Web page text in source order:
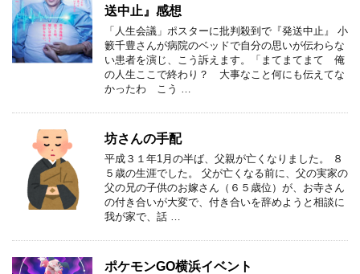
送中止』感想
「人生会議」ポスターに批判殺到で『発送中止』 小
籔千豊さんが病院のベッドで自分の思いが伝わらな
い患者を演じ、こう訴えます。「まてまてまて 俺
の人生ここで終わり？ 大事なこと何にも伝えてな
かったわ こう …
坊さんの手配
平成３１年1月の半ば、父親が亡くなりました。 ８
５歳の生涯でした。 父が亡くなる前に、父の実家の
父の兄の子供のお嫁さん（６５歳位）が、お寺さん
の付き合いが大変で、付き合いを辞めようと相談に
我が家で、話 …
ポケモンGO横浜イベント